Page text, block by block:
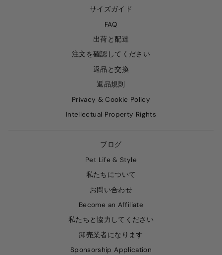
サイズガイド
FAQ
出荷と配達
注文を確認してください
返品と交換
返品規則
Privacy & Cookie Policy
Intellectual Property Rights
ブログ
Pet Life & Style
私たちについて
お問い合わせ
Become an Affiliate
私たちと協力してください
卸売業者になります
Sponsorship Application